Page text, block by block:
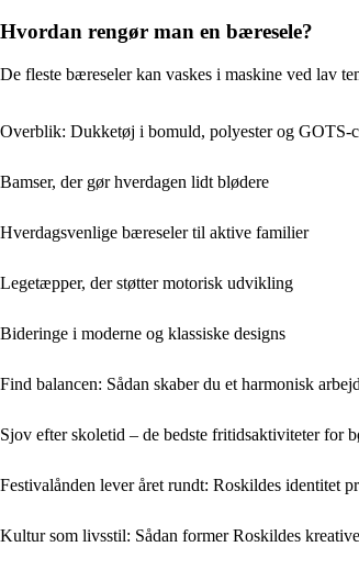
Hvordan rengør man en bæresele?
De fleste bæreseler kan vaskes i maskine ved lav
Overblik: Dukketøj i bomuld, polyester og GOTS-
Bamser, der gør hverdagen lidt blødere
Hverdagsvenlige bæreseler til aktive familier
Legetæpper, der støtter motorisk udvikling
Bideringe i moderne og klassiske designs
Find balancen: Sådan skaber du et harmonisk
Sjov efter skoletid – de bedste fritidsaktiviteter for
Festivalånden lever året rundt: Roskildes identitet
Kultur som livsstil: Sådan former Roskildes